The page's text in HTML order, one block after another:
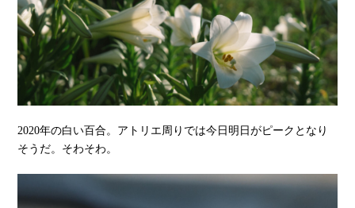
2020年の白い百合。アトリエ周りでは今日明日がピークとなり
そうだ。そわそわ。